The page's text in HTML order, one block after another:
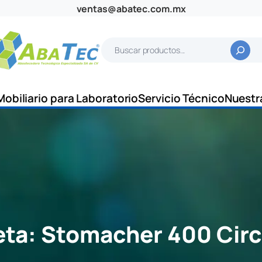
ventas@abatec.com.mx
c
a
para LaboratorioServicio Técnico
Stomacher 400